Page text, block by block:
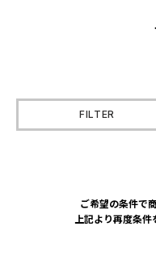
FILTER
ご希望の条件で
上記より再度条件